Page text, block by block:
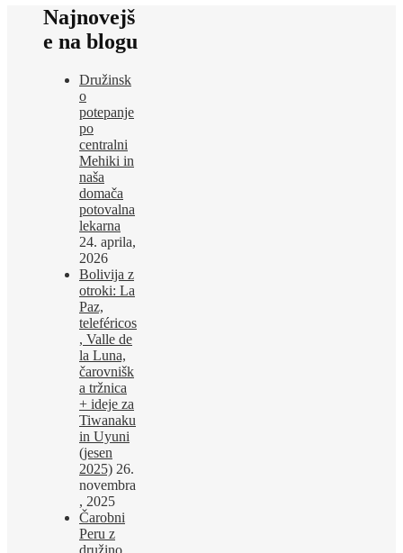
Najnovejš
e na blogu
Družinsk
o
potepanje
po
centralni
Mehiki in
naša
domača
potovalna
lekarna
24. aprila,
2026
Bolivija z
otroki: La
Paz,
teleféricos
, Valle de
la Luna,
čarovnišk
a tržnica
+ ideje za
Tiwanaku
in Uyuni
(jesen
2025) 26.
novembra
, 2025
Čarobni
Peru z